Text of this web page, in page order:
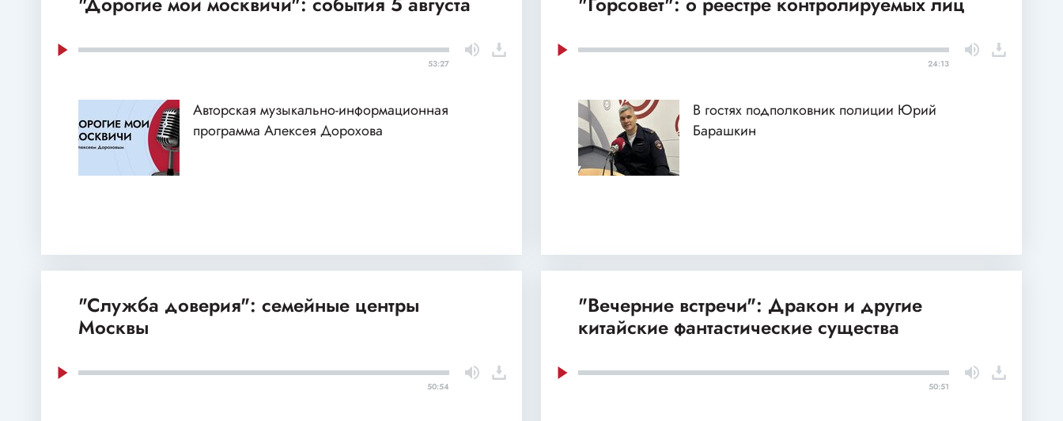
53:27
Авторская музыкально-информационная
программа Алексея Дорохова
24:13
В гостях подполковник полиции Юрий
Барашкин
"Служба доверия": семейные центры
Москвы
50:54
"Вечерние встречи": Дракон и другие
китайские фантастические существа
50:51